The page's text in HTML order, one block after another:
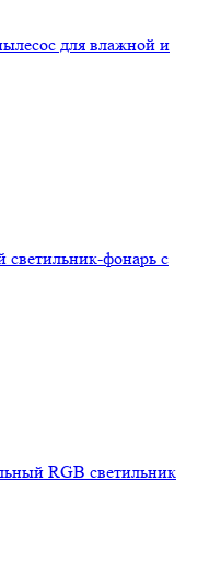
для влажной и
светильник-фонарь с
RGB светильник